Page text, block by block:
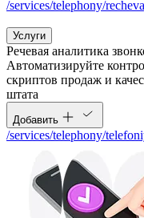
/services/telephony/
Услуги
Речевая аналитика
Автоматизируйте
скриптов продаж и
штата
Добавить
/services/telephony/